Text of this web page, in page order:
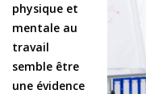
physique et
mentale au
travail
semble être
une évidence